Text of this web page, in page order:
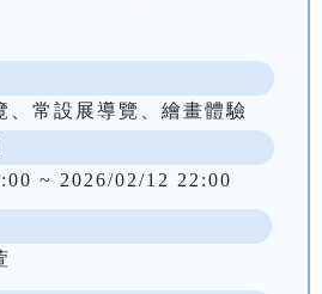
、常設展導覽、繪畫體驗
~ 2026/02/12 22:00